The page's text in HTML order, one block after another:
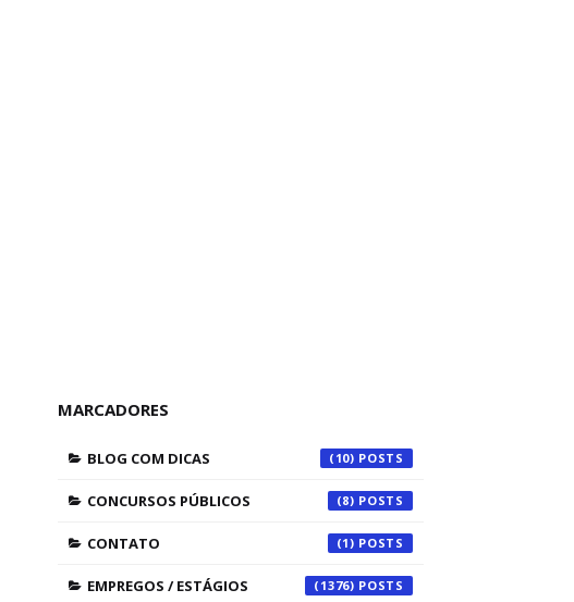
MARCADORES
BLOG COM DICAS (10)
CONCURSOS PÚBLICOS (8)
CONTATO (1)
EMPREGOS / ESTÁGIOS (1376)